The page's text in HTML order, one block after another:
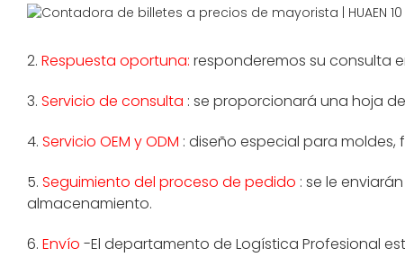
2. Respuesta oportuna: responderemos su consulta
3. Servicio de consulta : se proporcionará una hoja
4. Servicio OEM y ODM : diseño especial para
5. Seguimiento del proceso de pedido : se le
almacenamiento.
6. Envío -El departamento de Logística Profesional